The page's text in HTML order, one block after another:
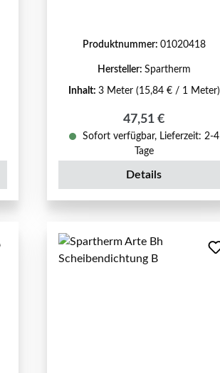
Produktnummer: 01020418
Hersteller: Spartherm
Inhalt: 3 Meter (15,84 € / 1 Meter)
Regulärer Preis:
47,51 €
Sofort verfügbar, Lieferzeit: 2-4
Tage
Details